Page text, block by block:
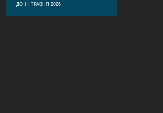
ДО 11 ТРАВНЯ 2026